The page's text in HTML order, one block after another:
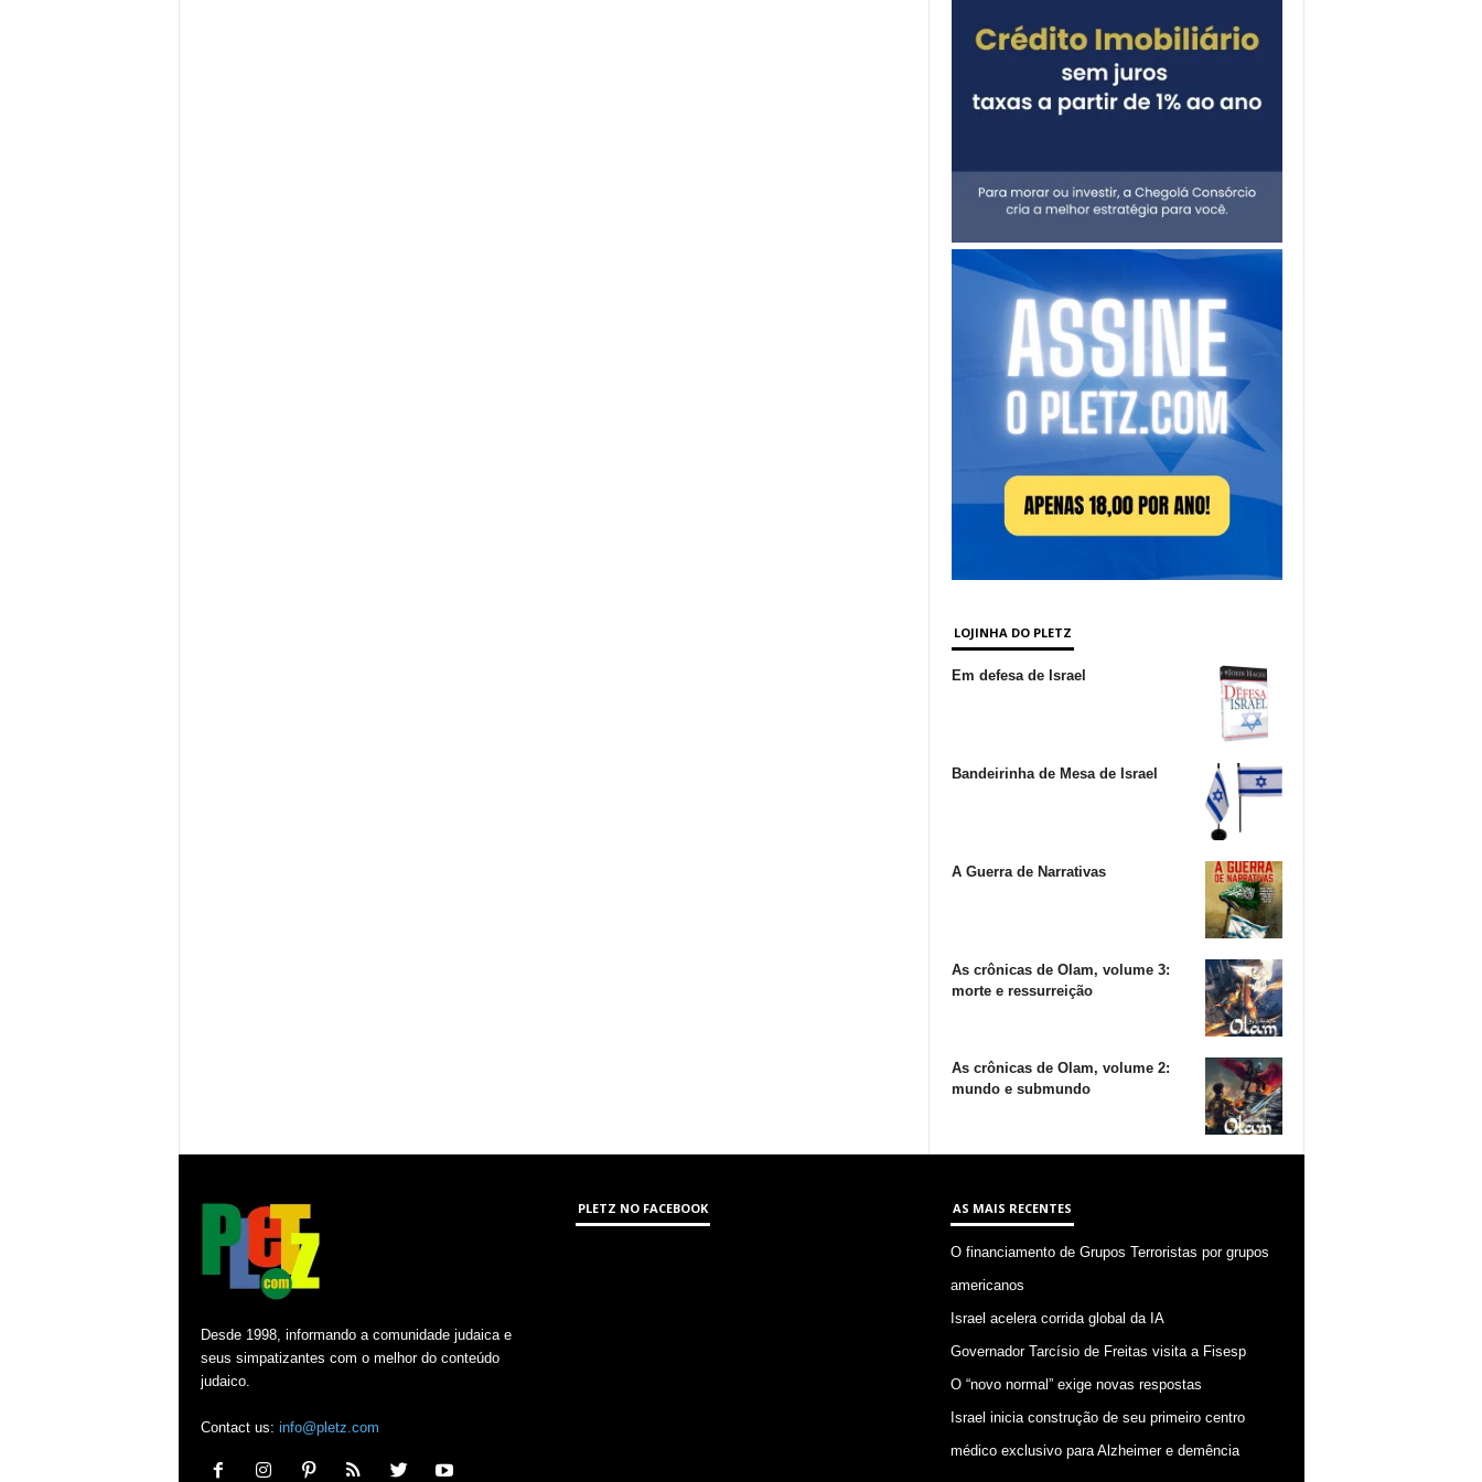
LOJINHA DO PLETZ
Em defesa de Israel
Bandeirinha de Mesa de Israel
A Guerra de Narrativas
As crônicas de Olam, volume 3:
morte e ressurreição
As crônicas de Olam, volume 2:
mundo e submundo
Desde 1998, informando a comunidade judaica e
seus simpatizantes com o melhor do conteúdo
judaico.
Contact us: info@pletz.com
PLETZ NO FACEBOOK AS MAIS RECENTES
O financiamento de Grupos Terroristas por grupos
americanos
Israel acelera corrida global da IA
Governador Tarcísio de Freitas visita a Fisesp
O “novo normal” exige novas respostas
Israel inicia construção de seu primeiro centro
médico exclusivo para Alzheimer e demência